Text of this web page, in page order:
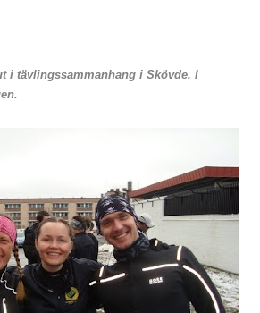
i tävlingssammanhang i Skövde. I